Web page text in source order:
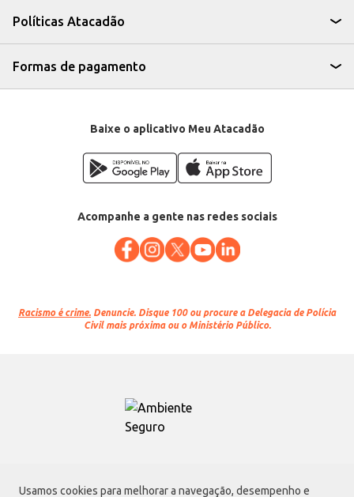
Usamos cookies para melhorar a navegação, desempenho e
Políticas Atacadão
Formas de pagamento
Baixe o aplicativo Meu Atacadão
Acompanhe a gente nas redes sociais
Racismo é crime. Denuncie. Disque 100 ou procure a Delegacia de Polícia
Civil mais próxima ou o Ministério Público.
Atacadão S.A.